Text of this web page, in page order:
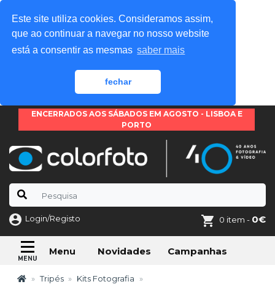
Este site utiliza cookies. Consideramos assim,
que ao continuar a navegar no nosso website
está a consentir as mesmas saber mais
fechar
ENCERRADOS AOS SÁBADOS EM AGOSTO - LISBOA E
PORTO
Login/Registo 0 item - 0€
Menu Novidades Campanhas
Tripés Kits Fotografia